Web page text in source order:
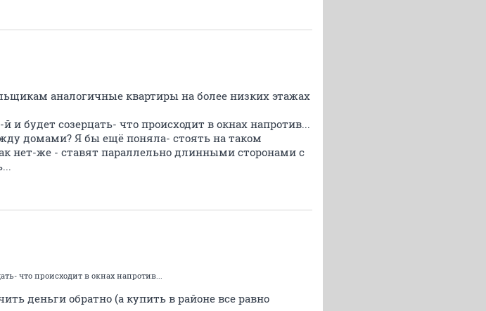
аналогичные квартиры на более низких этажах
и будет созерцать- что происходит в окнах напротив...
домами? Я бы ещё поняла- стоять на таком
нет-же - ставят параллельно длинными сторонами с
что происходит в окнах напротив...
деньги обратно (а купить в районе все равно